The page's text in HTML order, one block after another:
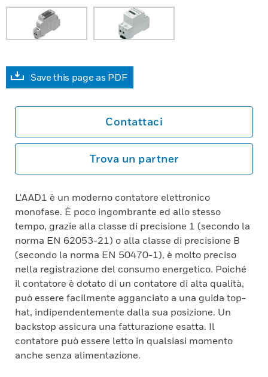
Save this page as PDF
Contattaci
Trova un partner
L'AAD1 è un moderno contatore elettronico
monofase. È poco ingombrante ed allo stesso
tempo, grazie alla classe di precisione 1 (secondo la
norma EN 62053-21) o alla classe di precisione B
(secondo la norma EN 50470-1), è molto preciso
nella registrazione del consumo energetico. Poiché
il contatore è dotato di un contatore di alta qualità,
può essere facilmente agganciato a una guida top-
hat, indipendentemente dalla sua posizione. Un
backstop assicura una fatturazione esatta. Il
contatore può essere letto in qualsiasi momento
anche senza alimentazione.